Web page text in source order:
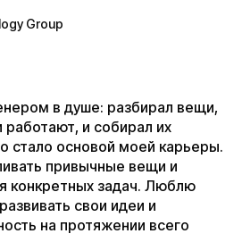
Group
в душе: разбирал вещи,
работают, и собирал их
стало основой моей карьеры.
привычные вещи и
конкретных задач. Люблю
свои идеи и
на протяжении всего